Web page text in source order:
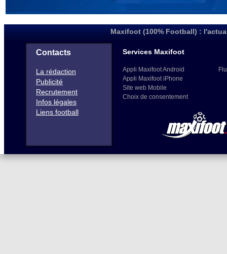
Maxifoot (100% Football) :
Contacts
La rédaction
Publicité
Recrutement
Infos légales
Liens football
Services Maxifoot
Appli Maxifoot Android
Appli Maxifoot iPhone
Site web Mobile
Choix de consentement